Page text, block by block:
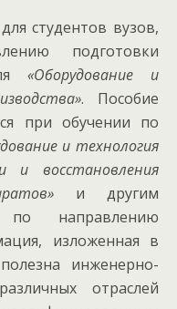
студентов вузов,
подготовки
«Оборудование и
. Пособие
при обучении по
и технология
и восстановления
и другим
по направлению
изложенная в
инженерно-
отраслей